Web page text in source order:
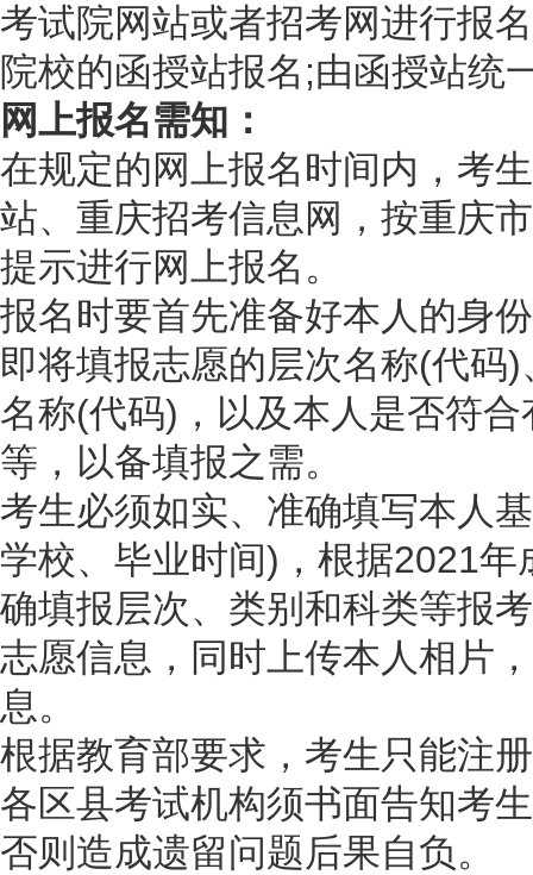
考试院网站或者招考网进行报
院校的函授站报名;由函授站统
网上报名需知：
在规定的网上报名时间内，考
站、重庆招考信息网，按重庆
提示进行网上报名。
报名时要首先准备好本人的身
即将填报志愿的层次名称(代码
名称(代码)，以及本人是否符
等，以备填报之需。
考生必须如实、准确填写本人
学校、毕业时间)，根据2021
确填报层次、类别和科类等报
志愿信息，同时上传本人相片
息。
根据教育部要求，考生只能注
各区县考试机构须书面告知考
否则造成遗留问题后果自负。